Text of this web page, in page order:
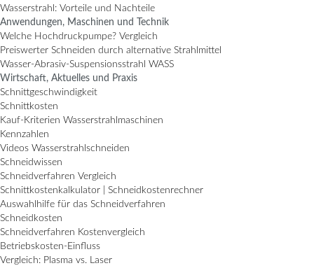
Wasserstrahl: Vorteile und Nachteile
Anwendungen, Maschinen und Technik
Welche Hochdruckpumpe? Vergleich
Preiswerter Schneiden durch alternative Strahlmittel
Wasser-Abrasiv-Suspensionsstrahl WASS
Wirtschaft, Aktuelles und Praxis
Schnittgeschwindigkeit
Schnittkosten
Kauf-Kriterien Wasserstrahlmaschinen
Kennzahlen
Videos Wasserstrahlschneiden
Schneidwissen
Schneidverfahren Vergleich
Schnittkostenkalkulator | Schneidkostenrechner
Auswahlhilfe für das Schneidverfahren
Schneidkosten
Schneidverfahren Kostenvergleich
Betriebskosten-Einfluss
Vergleich: Plasma vs. Laser